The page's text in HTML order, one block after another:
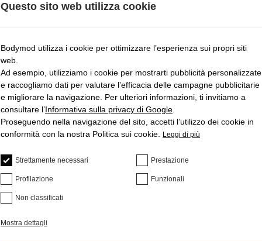
Questo sito web utilizza cookie
Bodymod utilizza i cookie per ottimizzare l’esperienza sui propri siti
web.
Ad esempio, utilizziamo i cookie per mostrarti pubblicità personalizzate
e raccogliamo dati per valutare l’efficacia delle campagne pubblicitarie
e migliorare la navigazione. Per ulteriori informazioni, ti invitiamo a
consultare l’Informativa sulla privacy di Google
Proseguendo nella navigazione del sito, accetti l’utilizzo dei cookie in
conformità con la nostra Politica sui cookie.
Leggi di più
Strettamente necessari Prestazione
Profilazione Funzionali
Non classificati
Mostra dettagli